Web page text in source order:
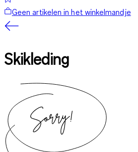
Geen artikelen in het winkelmandje
Skikleding